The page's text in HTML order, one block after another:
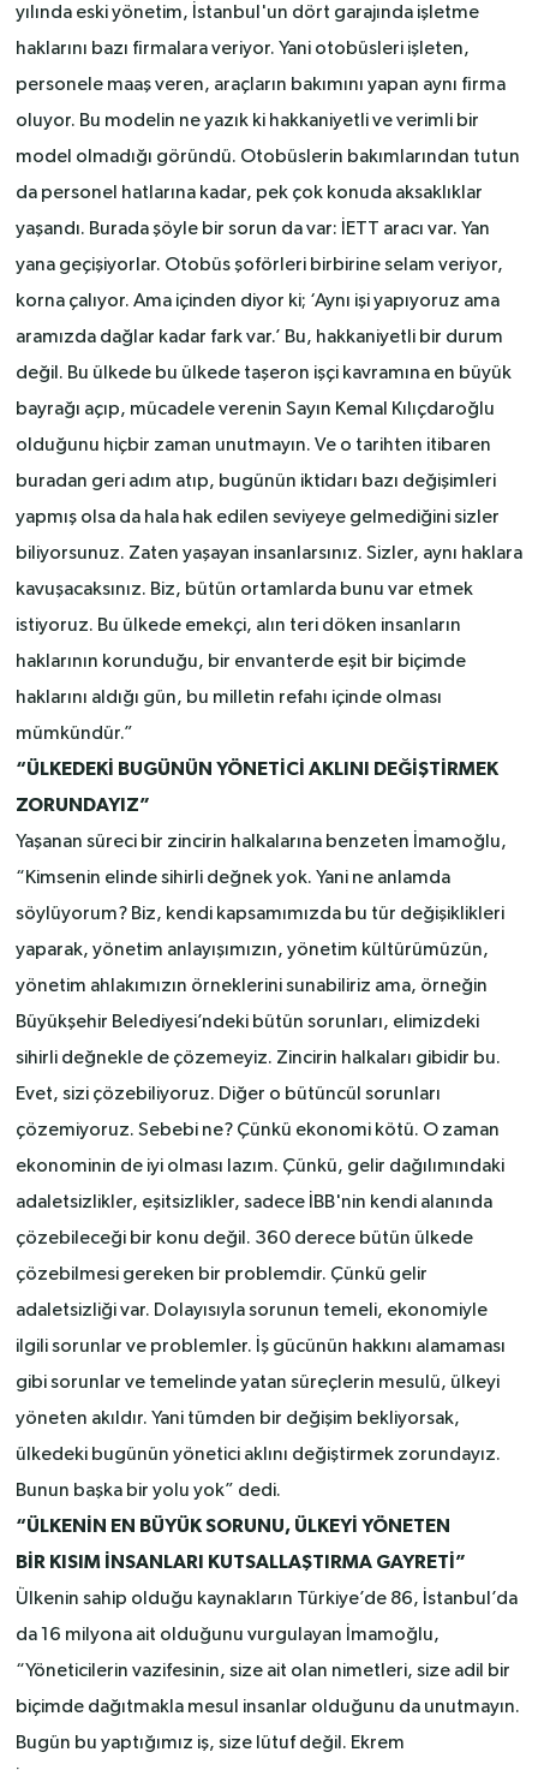
yılında eski yönetim, İstanbul'un dört garajında işletme
haklarını bazı firmalara veriyor. Yani otobüsleri işleten,
personele maaş veren, araçların bakımını yapan aynı firma
oluyor. Bu modelin ne yazık ki hakkaniyetli ve verimli bir
model olmadığı göründü. Otobüslerin bakımlarından tutun
da personel hatlarına kadar, pek çok konuda aksaklıklar
yaşandı. Burada şöyle bir sorun da var: İETT aracı var. Yan
yana geçişiyorlar. Otobüs şoförleri birbirine selam veriyor,
korna çalıyor. Ama içinden diyor ki; ‘Aynı işi yapıyoruz ama
aramızda dağlar kadar fark var.’ Bu, hakkaniyetli bir durum
değil. Bu ülkede bu ülkede taşeron işçi kavramına en büyük
bayrağı açıp, mücadele verenin Sayın Kemal Kılıçdaroğlu
olduğunu hiçbir zaman unutmayın. Ve o tarihten itibaren
buradan geri adım atıp, bugünün iktidarı bazı değişimleri
yapmış olsa da hala hak edilen seviyeye gelmediğini sizler
biliyorsunuz. Zaten yaşayan insanlarsınız. Sizler, aynı haklara
kavuşacaksınız. Biz, bütün ortamlarda bunu var etmek
istiyoruz. Bu ülkede emekçi, alın teri döken insanların
haklarının korunduğu, bir envanterde eşit bir biçimde
haklarını aldığı gün, bu milletin refahı içinde olması
mümkündür.”
“ÜLKEDEKİ BUGÜNÜN YÖNETİCİ AKLINI DEĞİŞTİRMEK
ZORUNDAYIZ”
Yaşanan süreci bir zincirin halkalarına benzeten İmamoğlu,
“Kimsenin elinde sihirli değnek yok. Yani ne anlamda
söylüyorum? Biz, kendi kapsamımızda bu tür değişiklikleri
yaparak, yönetim anlayışımızın, yönetim kültürümüzün,
yönetim ahlakımızın örneklerini sunabiliriz ama, örneğin
Büyükşehir Belediyesi’ndeki bütün sorunları, elimizdeki
sihirli değnekle de çözemeyiz. Zincirin halkaları gibidir bu.
Evet, sizi çözebiliyoruz. Diğer o bütüncül sorunları
çözemiyoruz. Sebebi ne? Çünkü ekonomi kötü. O zaman
ekonominin de iyi olması lazım. Çünkü, gelir dağılımındaki
adaletsizlikler, eşitsizlikler, sadece İBB'nin kendi alanında
çözebileceği bir konu değil. 360 derece bütün ülkede
çözebilmesi gereken bir problemdir. Çünkü gelir
adaletsizliği var. Dolayısıyla sorunun temeli, ekonomiyle
ilgili sorunlar ve problemler. İş gücünün hakkını alamaması
gibi sorunlar ve temelinde yatan süreçlerin mesulü, ülkeyi
yöneten akıldır. Yani tümden bir değişim bekliyorsak,
ülkedeki bugünün yönetici aklını değiştirmek zorundayız.
Bunun başka bir yolu yok” dedi.
“ÜLKENİN EN BÜYÜK SORUNU, ÜLKEYİ YÖNETEN
BİR KISIM İNSANLARI KUTSALLAŞTIRMA GAYRETİ”
Ülkenin sahip olduğu kaynakların Türkiye’de 86, İstanbul’da
da 16 milyona ait olduğunu vurgulayan İmamoğlu,
“Yöneticilerin vazifesinin, size ait olan nimetleri, size adil bir
biçimde dağıtmakla mesul insanlar olduğunu da unutmayın.
Bugün bu yaptığımız iş, size lütuf değil. Ekrem